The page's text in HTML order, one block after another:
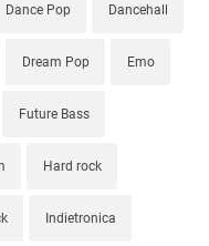
Dance Pop Dancehall
Dream Pop Emo
Future Bass
Hard rock
Indietronica